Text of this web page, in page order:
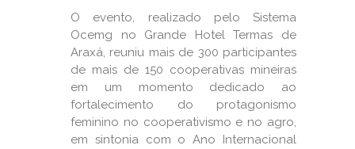
O evento, realizado pelo Sistema
Ocemg no Grande Hotel Termas de
Araxá, reuniu mais de 300 participantes
de mais de 150 cooperativas mineiras
em um momento dedicado ao
fortalecimento do protagonismo
feminino no cooperativismo e no agro,
em sintonia com o Ano Internacional